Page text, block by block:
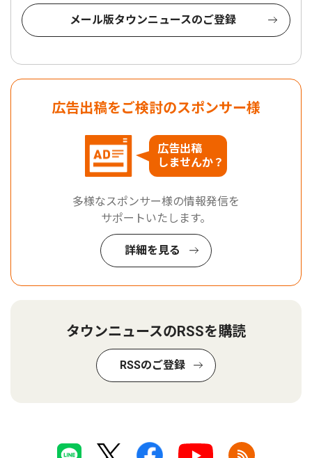
メール版タウンニュースのご登録
広告出稿をご検討のスポンサー様
広告出稿
しませんか？
多様なスポンサー様の情報発信を
サポートいたします。
詳細を見る
タウンニュースのRSSを購読
RSSのご登録